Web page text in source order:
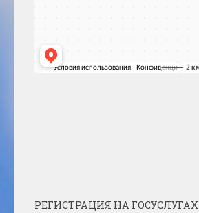
РЕГИСТРАЦИЯ НА ГОСУСЛУГАХ